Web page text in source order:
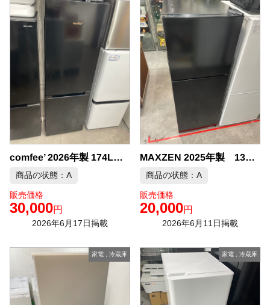
comfee’ 2026年製 174L 冷凍冷蔵庫 中古品販売
商品の状態：A
販売価格
30,000円
2026年6月17日掲載
MAXZEN 2025年製 130L 冷凍冷蔵庫 中古品販売
商品の状態：A
販売価格
20,000円
2026年6月11日掲載
家電, 冷蔵庫 家電 , 冷蔵庫